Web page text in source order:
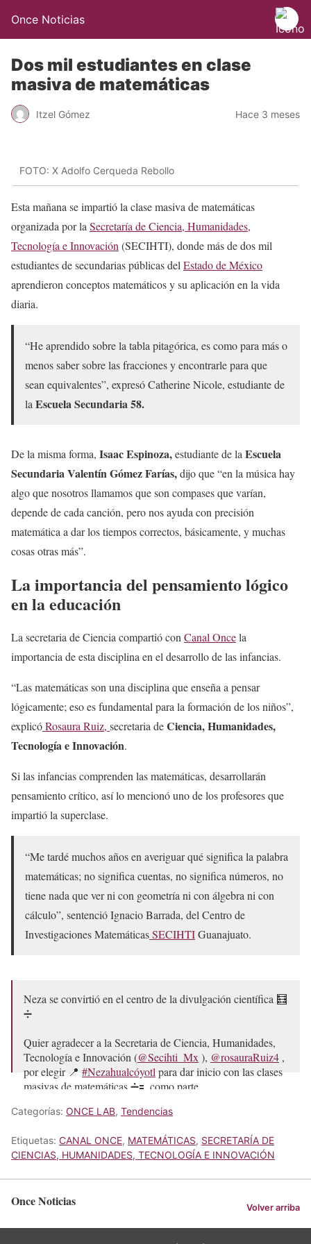
Once Noticias
Dos mil estudiantes en clase
masiva de matemáticas
Itzel Gómez Hace 3 meses
FOTO: X Adolfo Cerqueda Rebollo
Esta mañana se impartió la clase masiva de matemáticas
organizada por la Secretaría de Ciencia, Humanidades,
Tecnología e Innovación (SECIHTI), donde más de dos mil
estudiantes de secundarias públicas del Estado de México
aprendieron conceptos matemáticos y su aplicación en la vida
diaria.
“He aprendido sobre la tabla pitagórica, es como para más o
menos saber sobre las fracciones y encontrarle para que
sean equivalentes”, expresó Catherine Nicole, estudiante de
la Escuela Secundaria 58.
De la misma forma, Isaac Espinoza,estudiante de la Escuela
Secundaria Valentín Gómez Farías,dijo que “en la música hay
algo que nosotros llamamos que son compases que varían,
depende de cada canción, pero nos ayuda con precisión
matemática a dar los tiempos correctos, básicamente, y muchas
cosas otras más”.
La importancia del pensamiento lógico
en la educación
La secretaria de Ciencia compartió con Canal Oncela
importancia de esta disciplina en el desarrollo de las infancias.
“Las matemáticas son una disciplina que enseña a pensar
lógicamente; eso es fundamental para la formación de los niños”,
explicóRosaura Ruiz, secretaria deCiencia, Humanidades,
Tecnología e Innovación.
Si las infancias comprenden las matemáticas, desarrollarán
pensamiento crítico, así lo mencionó uno de los profesores que
impartió la superclase.
“Me tardé muchos años en averiguar qué significa la palabra
matemáticas; no significa cuentas, no significa números, no
tiene nada que ver ni con geometría ni con álgebra ni con
cálculo”, sentenció Ignacio Barrada, del Centro de
Investigaciones MatemáticasSECIHTIGuanajuato.
Neza se convirtió en el centro de la divulgación científica 🧮
➗
Quier agradecer a la Secretaria de Ciencia, Humanidades,
Tecnología e Innovación (@Secihti_Mx ), @rosauraRuiz4 ,
por elegir 📍 #Nezahualcóyotl para dar inicio con las clases
masivas de matemáticas ➗🟰, como parte…
2026
Categorías: ONCE LAB, Tendencias
Etiquetas: CANAL ONCE, MATEMÁTICAS, SECRETARÍA DE
CIENCIAS, HUMANIDADES, TECNOLOGÍA E INNOVACIÓN
Once Noticias Volver arriba